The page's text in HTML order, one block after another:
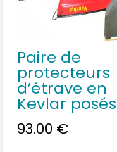
Paire de
protecteurs
d’étrave en
Kevlar posés
93.00 €